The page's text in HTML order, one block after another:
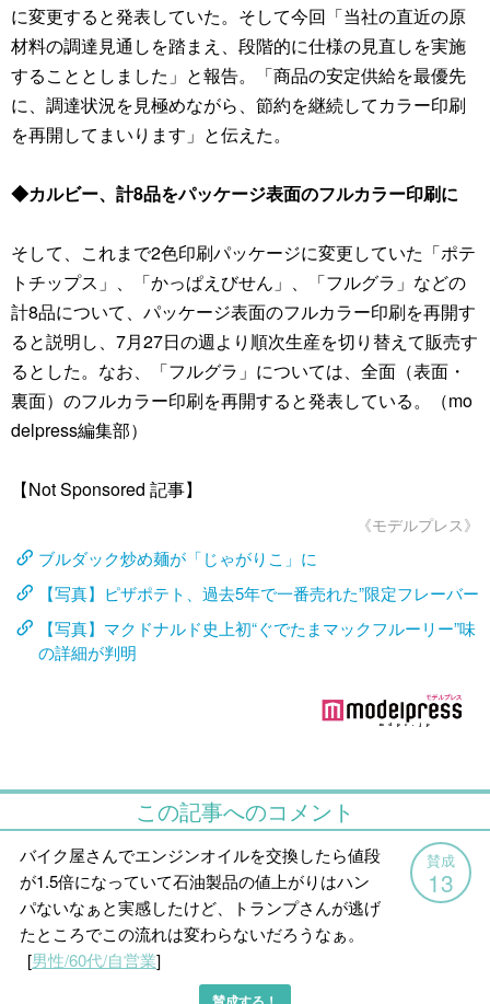
に変更すると発表していた。そして今回「当社の直近の原
材料の調達見通しを踏まえ、段階的に仕様の見直しを実施
することとしました」と報告。「商品の安定供給を最優先
に、調達状況を見極めながら、節約を継続してカラー印刷
を再開してまいります」と伝えた。
◆カルビー、計8品をパッケージ表面のフルカラー印刷に
そして、これまで2色印刷パッケージに変更していた「ポテ
トチップス」、「かっぱえびせん」、「フルグラ」などの
計8品について、パッケージ表面のフルカラー印刷を再開す
ると説明し、7月27日の週より順次生産を切り替えて販売す
るとした。なお、「フルグラ」については、全面（表面・
裏面）のフルカラー印刷を再開すると発表している。（mo
delpress編集部）
【Not Sponsored 記事】
《モデルプレス》
ブルダック炒め麺が「じゃがりこ」に
【写真】ピザポテト、過去5年で一番売れた”限定フレーバー
【写真】マクドナルド史上初“ぐでたまマックフルーリー”味
の詳細が判明